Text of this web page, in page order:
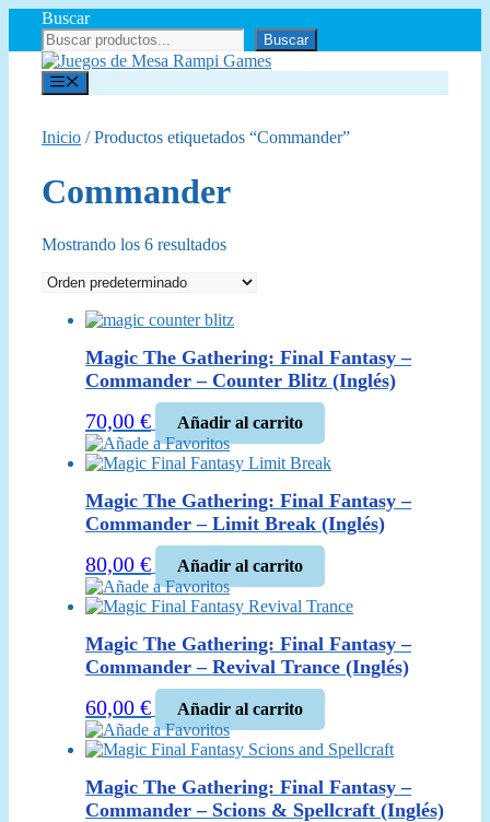
Saltar
contenido
Buscar
Buscar
Menú
Inicio / Productos etiquetados “Commander”
Commander
Mostrando los 6 resultados
Magic The Gathering: Final Fantasy –
Commander – Counter Blitz (Inglés)
70,00 €
Añadir al carrito
Añade a Favoritos
Magic The Gathering: Final Fantasy –
Commander – Limit Break (Inglés)
80,00 €
Añadir al carrito
Añade a Favoritos
Magic The Gathering: Final Fantasy –
Commander – Revival Trance (Inglés)
60,00 €
Añadir al carrito
Añade a Favoritos
Magic The Gathering: Final Fantasy –
Commander – Scions & Spellcraft (Inglés)